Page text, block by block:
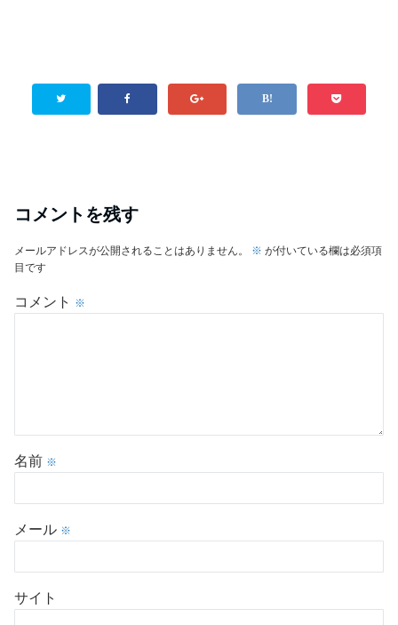
コメントを残す
メールアドレスが公開されることはありません。 ※ が付いている欄は必須項
目です
コメント ※
名前 ※
メール ※
サイト